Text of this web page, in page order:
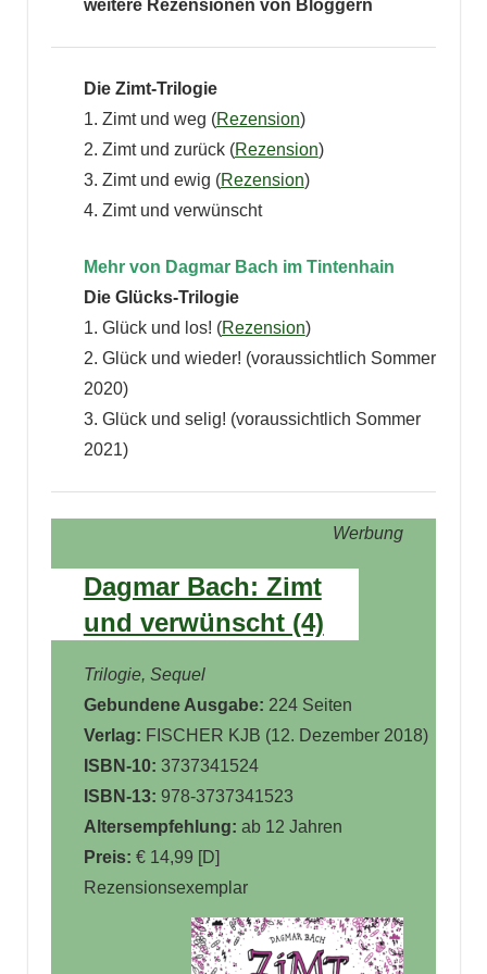
weitere Rezensionen von Bloggern
Die Zimt-Trilogie
1. Zimt und weg (Rezension)
2. Zimt und zurück (Rezension)
3. Zimt und ewig (Rezension)
4. Zimt und verwünscht
Mehr von Dagmar Bach im Tintenhain
Die Glücks-Trilogie
1. Glück und los! (Rezension)
2. Glück und wieder! (voraussichtlich Sommer
2020)
3. Glück und selig! (voraussichtlich Sommer
2021)
Werbung
Dagmar Bach: Zimt
und verwünscht (4)
Trilogie, Sequel
Gebundene Ausgabe: 224 Seiten
Verlag: FISCHER KJB (12. Dezember 2018)
ISBN-10: 3737341524
ISBN-13: 978-3737341523
Altersempfehlung: ab 12 Jahren
Preis: € 14,99 [D]
Rezensionsexemplar